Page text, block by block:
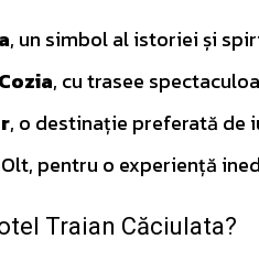
, un simbol al istoriei și
, cu trasee
, o destinație preferată de
pentru o experiență
Traian Căciulata?